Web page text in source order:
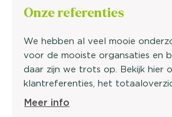
Onzereferenties
We hebben al veel mooie
voor de mooiste organsaties en
daar zijn we trots op. Bekijk hier
klantreferenties, het
Meer info